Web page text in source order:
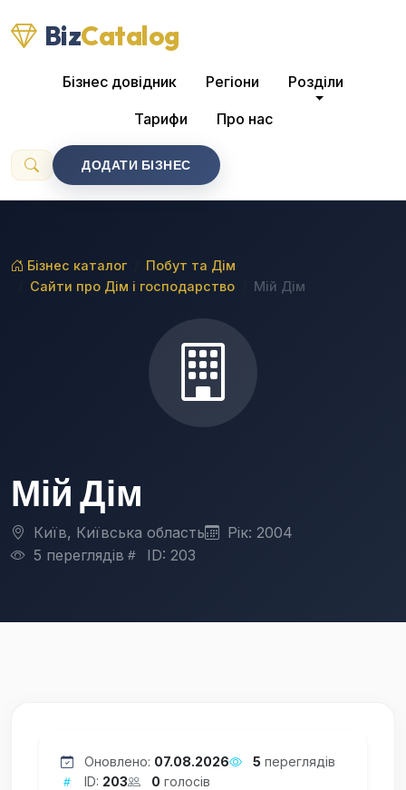
BizCatalog
Бізнес довідник Регіони Розділи
Тарифи Про нас
ДОДАТИ БІЗНЕС
Бізнес каталог
Побут та Дім
Сайти про Дім і господарство
Мій Дім
Мій Дім
Київ, Київська область
Рік: 2004
5 переглядів
ID: 203
Оновлено: 07.08.2026 5 переглядів
ID: 203 0 голосів